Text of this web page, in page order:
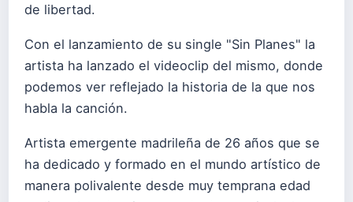
de libertad.
Con el lanzamiento de su single "Sin Planes" la
artista ha lanzado el videoclip del mismo, donde
podemos ver reflejado la historia de la que nos
habla la canción.
Artista emergente madrileña de 26 años que se
ha dedicado y formado en el mundo artístico de
manera polivalente desde muy temprana edad